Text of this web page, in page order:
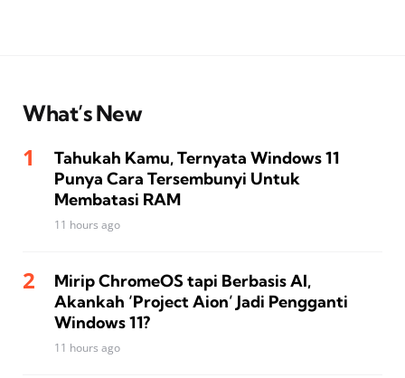
What’s New
Tahukah Kamu, Ternyata Windows 11
Punya Cara Tersembunyi Untuk
Membatasi RAM
11 hours ago
Mirip ChromeOS tapi Berbasis AI,
Akankah ‘Project Aion’ Jadi Pengganti
Windows 11?
11 hours ago